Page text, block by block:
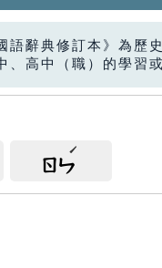
語辭典修訂本》為歷
、高中（職）的學習
ㄖㄣ